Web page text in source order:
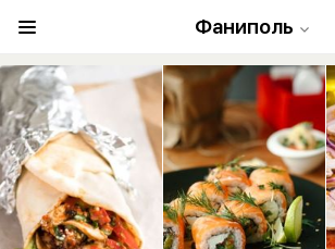
Фаниполь